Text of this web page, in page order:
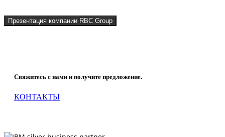
Презентация компании RBC Group
Свяжитесь с нами и получите предложение.
КОНТАКТЫ